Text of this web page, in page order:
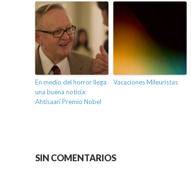
En medio del horror llega
una buena noticia:
Ahtisaari Premio Nobel
Vacaciones Mileuristas
SIN COMENTARIOS